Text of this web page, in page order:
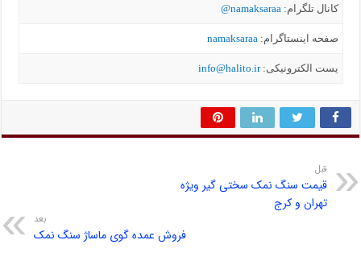
کانال تلگرام:namaksaraa@
صفحه اینستاگرام:namaksaraa
یست الکترونیکی:info@halito.ir
قبل
قیمت سنگ نمک سختی گیر ویژه
تهران و کرج
بعد
فروش عمده گوی ماساژ سنگ نمک